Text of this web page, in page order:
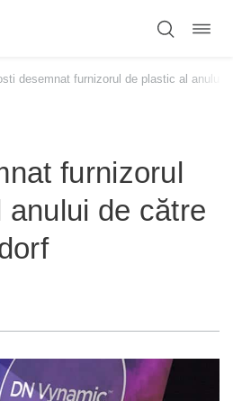
desemnat furnizorul de plastic al anului
furnizorul
anului de către